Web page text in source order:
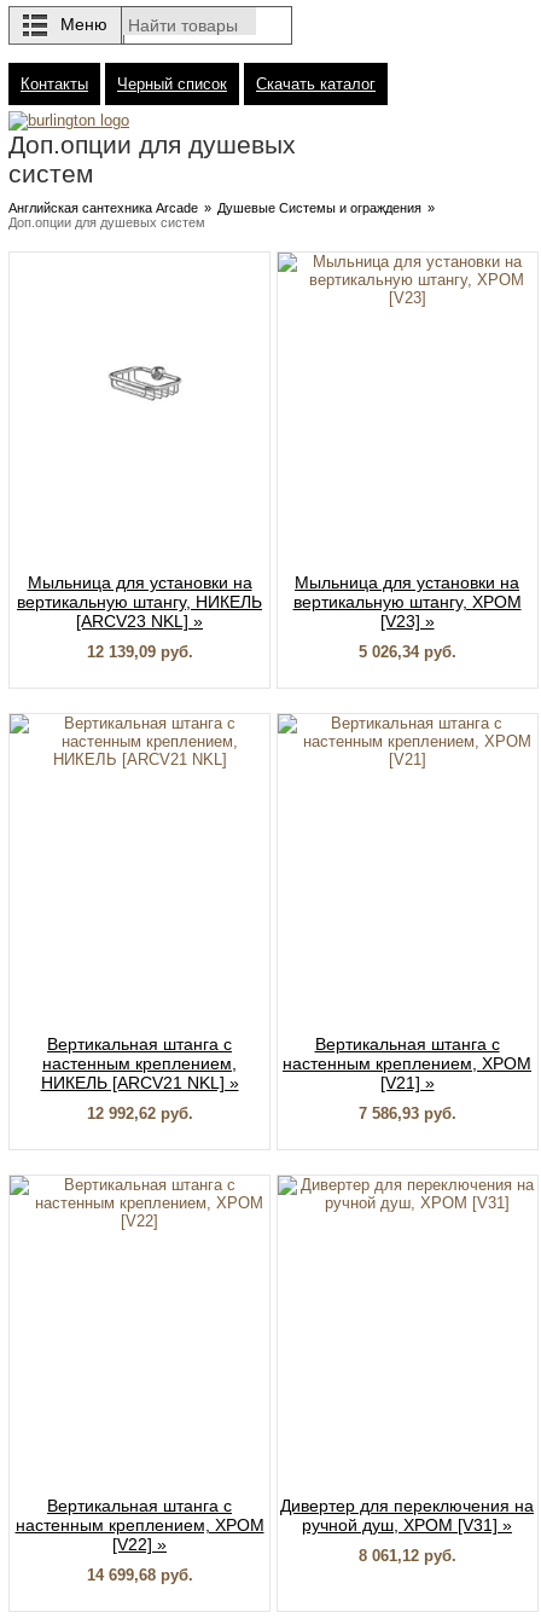
Контакты Черный список Скачать каталог
Доп.опции для душевых
систем
Английская сантехника Arcade » Душевые Системы и ограждения »
Доп.опции для душевых систем
Меню
Мыльница для установки на
вертикальную штангу, НИКЕЛЬ
[ARCV23 NKL] »
12 139,09 руб.
Мыльница для установки на
вертикальную штангу, ХРОМ
[V23] »
5 026,34 руб.
Вертикальная штанга с
настенным креплением,
НИКЕЛЬ [ARCV21 NKL] »
12 992,62 руб.
Вертикальная штанга с
настенным креплением, ХРОМ
[V21] »
7 586,93 руб.
Вертикальная штанга с
настенным креплением, ХРОМ
[V22] »
14 699,68 руб.
Дивертер для переключения на
ручной душ, ХРОМ [V31] »
8 061,12 руб.